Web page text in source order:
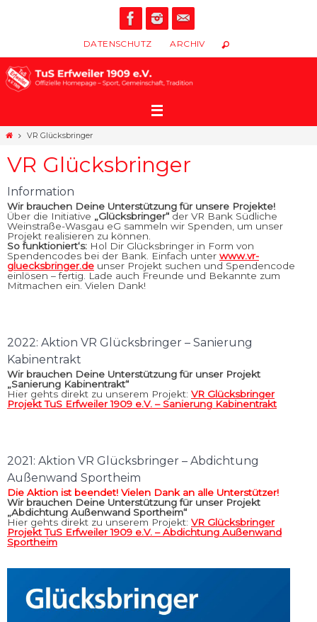
DATENSCHUTZ ARCHIV
StartVR Glücksbringer
VR Glücksbringer
Information
Wir brauchen Deine Unterstützung für unsere Projekte!
Über die Initiative „Glücksbringer“ der VR Bank Südliche
Weinstraße-Wasgau eG sammeln wir Spenden, um unser
Projekt realisieren zu können.
So funktioniert‘s: Hol Dir Glücksbringer in Form von
Spendencodes bei der Bank. Einfach unter www.vr-
gluecksbringer.de unser Projekt suchen und Spendencode
einlösen – fertig. Lade auch Freunde und Bekannte zum
Mitmachen ein. Vielen Dank!
2022: Aktion VR Glücksbringer – Sanierung
Kabinentrakt
Wir brauchen Deine Unterstützung für unser Projekt
„Sanierung Kabinentrakt“
Hier gehts direkt zu unserem Projekt: VR Glücksbringer
Projekt TuS Erfweiler 1909 e.V. – Sanierung Kabinentrakt
2021: Aktion VR Glücksbringer – Abdichtung
Außenwand Sportheim
Die Aktion ist beendet! Vielen Dank an alle Unterstützer!
Wir brauchen Deine Unterstützung für unser Projekt
„Abdichtung Außenwand Sportheim“
Hier gehts direkt zu unserem Projekt: VR Glücksbringer
Projekt TuS Erfweiler 1909 e.V. – Abdichtung Außenwand
Sportheim